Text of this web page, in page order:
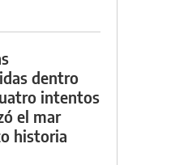
dentro
intentos
el mar
historia